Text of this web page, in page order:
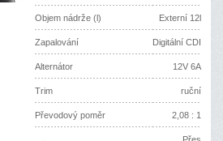
Objem nádrže (l) Externí 12l
Zapalování Digitální CDI
Alternátor 12V 6A
Trim ruční
Převodový poměr 2,08 : 1